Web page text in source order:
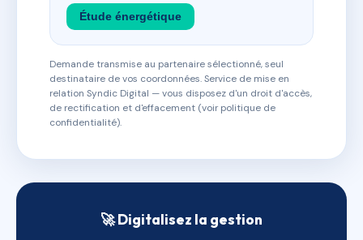
Étude énergétique
Demande transmise au partenaire sélectionné, seul
destinataire de vos coordonnées. Service de mise en
relation Syndic Digital — vous disposez d'un droit d'accès,
de rectification et d'effacement (voir politique de
confidentialité).
🚀 Digitalisez la gestion